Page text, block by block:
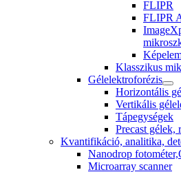
FLIPR
FLIPR
Klasszikus
Gélelektroforézis
Horizontális
Vertikális
Tápegységek
Precast gélek,
Kvantifikáció, analitika,
Nanodrop
Microarray scanner